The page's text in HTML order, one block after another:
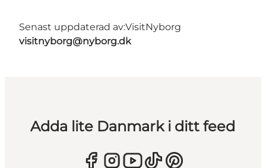
Senast uppdaterad av:VisitNyborg
visitnyborg@nyborg.dk
Adda lite Danmark i ditt feed